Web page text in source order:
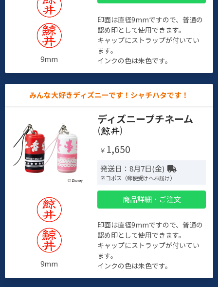
9mm
印面は直径9mmですので、普通の
認め印として使用できます。
キャップにストラップが付いてい
ます。
インクの色は朱色です。
みんな大好きディズニーです！シャチハタです！
9mm
ディズニープチネーム
( )
￥ 1,650
発送日：8月7日(金)
ネコポス（郵便受けへお届け）
商品詳細・ご注文
印面は直径9mmですので、普通の
認め印として使用できます。
キャップにストラップが付いてい
ます。
インクの色は朱色です。